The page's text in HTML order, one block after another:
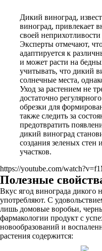
Дикий виноград,
виноград, привлекает
своей
Эксперты отмечают,
адаптируется к
и может расти на
учитывать, что дикий
солнечные места,
Уход за растением не
достаточно
обрезки для
также следить за
предотвратить
дикий виноград
создания зеленых
участков.
https://youtube.com/
Полезные
Вкус ягод винограда
употребляют. С
лишь домовые воробьи,
фармакологии продукт с
новообразований и
растения содержится: